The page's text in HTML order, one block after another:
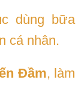
dùng bữa
cá nhân.
Đầm, làm